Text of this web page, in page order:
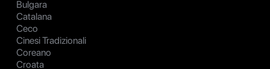
Bulgara
Catalana
Ceco
Cinesi Tradizionali
Coreano
Croata